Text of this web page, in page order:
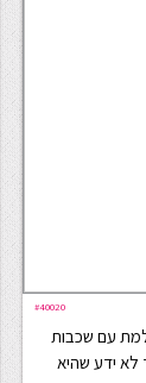
#40020
עם שכבות
לא ידע שהיא